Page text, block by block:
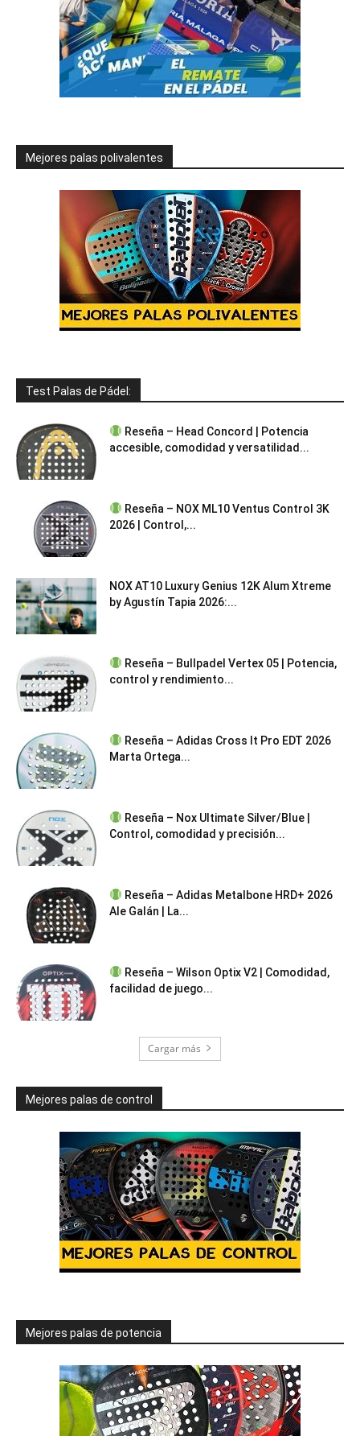
Mejores palas polivalentes
Test Palas de Pádel:
Reseña – Head Concord | Potencia
accesible, comodidad y versatilidad...
Reseña – NOX ML10 Ventus Control 3K
2026 | Control,...
NOX AT10 Luxury Genius 12K Alum Xtreme
by Agustín Tapia 2026:...
Reseña – Bullpadel Vertex 05 | Potencia,
control y rendimiento...
Reseña – Adidas Cross It Pro EDT 2026
Marta Ortega...
Reseña – Nox Ultimate Silver/Blue |
Control, comodidad y precisión...
Reseña – Adidas Metalbone HRD+ 2026
Ale Galán | La...
Reseña – Wilson Optix V2 | Comodidad,
facilidad de juego...
Cargar más
Mejores palas de control
Mejores palas de potencia